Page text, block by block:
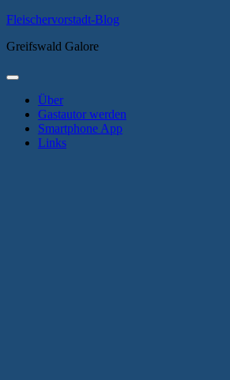
Zum
springen
Fleischervorstadt-Blog
Greifswald Galore
Primäres
Über
Gastautor werden
Smartphone App
Links